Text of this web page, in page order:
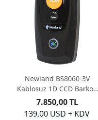
Newland BS8060-3V
Kablosuz 1D CCD Barkod
Okuyucu
139,00 USD + KDV
7.850,00 TL